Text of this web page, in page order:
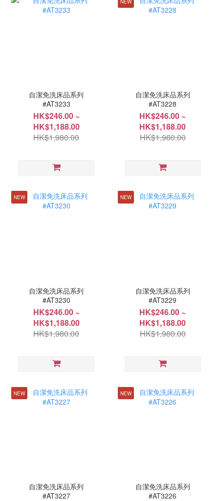
自潔免洗床品系列
#AT3233
HK$246.00 ~
HK$1,188.00
HK$1,980.00
NEW
自潔免洗床品系列
#AT3228
HK$246.00 ~
HK$1,188.00
HK$1,980.00
NEW
自潔免洗床品系列
#AT3230
HK$246.00 ~
HK$1,188.00
HK$1,980.00
NEW
自潔免洗床品系列
#AT3229
HK$246.00 ~
HK$1,188.00
HK$1,980.00
NEW
自潔免洗床品系列
#AT3227
NEW
自潔免洗床品系列
#AT3226